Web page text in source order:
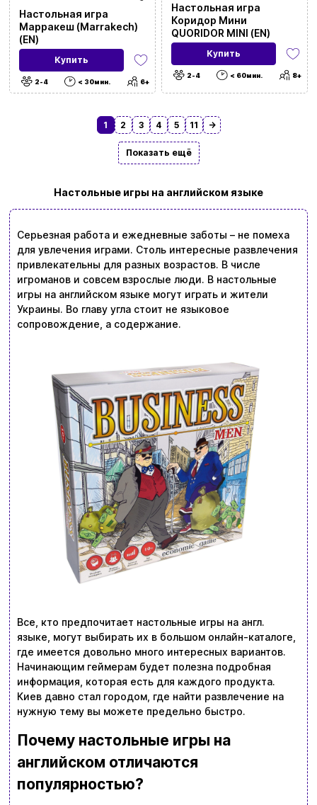
Настольная игра
Марракеш (Marrakech)
(EN)
Купить
2-4 < 30мин. 6+
Настольная игра
Коридор Мини
QUORIDOR MINI (EN)
Купить
2-4 < 60мин. 8+
1 2 3 4 5 11 →
Показать ещё
Настольные игры на английском языке
Серьезная работа и ежедневные заботы – не помеха
для увлечения играми. Столь интересные развлечения
привлекательны для разных возрастов. В числе
игроманов и совсем взрослые люди. В настольные
игры на английском языке могут играть и жители
Украины. Во главу угла стоит не языковое
сопровождение, а содержание.
Все, кто предпочитает настольные игры на англ.
языке, могут выбирать их в большом онлайн-каталоге,
где имеется довольно много интересных вариантов.
Начинающим геймерам будет полезна подробная
информация, которая есть для каждого продукта.
Киев давно стал городом, где найти развлечение на
нужную тему вы можете предельно быстро.
Почему настольные игры на
английском отличаются
популярностью?